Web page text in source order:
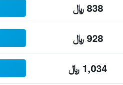
838 ﷼
928 ﷼
1,034 ﷼